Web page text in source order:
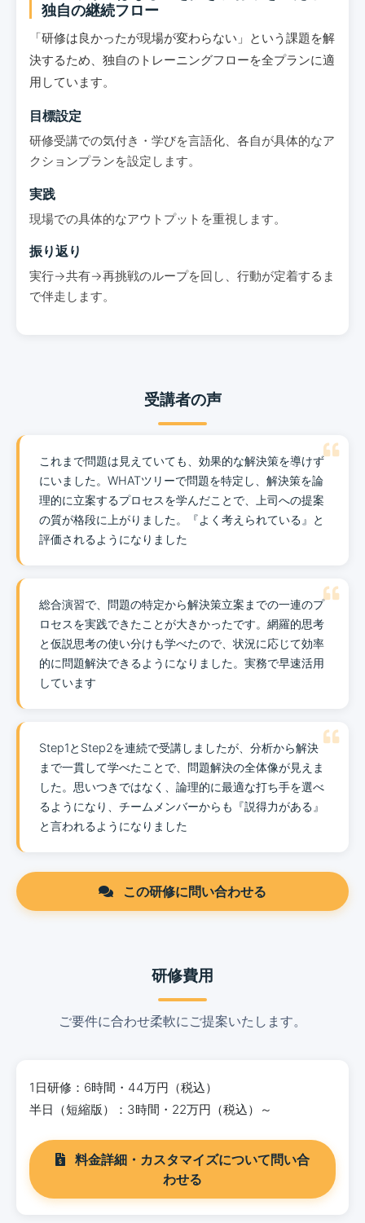
独自の継続フロー
「研修は良かったが現場が変わらない」という課題を解
決するため、独自のトレーニングフローを全プランに適
用しています。
目標設定
研修受講での気付き・学びを言語化、各自が具体的なア
クションプランを設定します。
実践
現場での具体的なアウトプットを重視します。
振り返り
実行→共有→再挑戦のループを回し、行動が定着するま
で伴走します。
受講者の声
これまで問題は見えていても、効果的な解決策を導けず
にいました。WHATツリーで問題を特定し、解決策を論
理的に立案するプロセスを学んだことで、上司への提案
の質が格段に上がりました。『よく考えられている』と
評価されるようになりました
総合演習で、問題の特定から解決策立案までの一連のプ
ロセスを実践できたことが大きかったです。網羅的思考
と仮説思考の使い分けも学べたので、状況に応じて効率
的に問題解決できるようになりました。実務で早速活用
しています
Step1とStep2を連続で受講しましたが、分析から解決
まで一貫して学べたことで、問題解決の全体像が見えま
した。思いつきではなく、論理的に最適な打ち手を選べ
るようになり、チームメンバーからも『説得力がある』
と言われるようになりました
この研修に問い合わせる
研修費用
ご要件に合わせ柔軟にご提案いたします。
1日研修：6時間・44万円（税込）
半日（短縮版）：3時間・22万円（税込）～
料金詳細・カスタマイズについて問い合
わせる